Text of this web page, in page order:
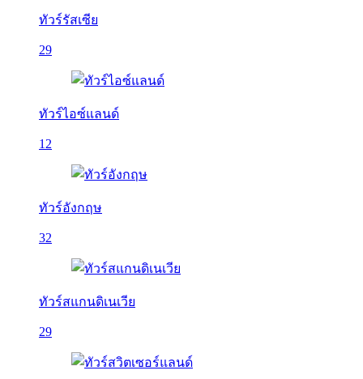
ทัวร์รัสเซีย
29
ทัวร์ไอซ์แลนด์
12
ทัวร์อังกฤษ
32
ทัวร์สแกนดิเนเวีย
29